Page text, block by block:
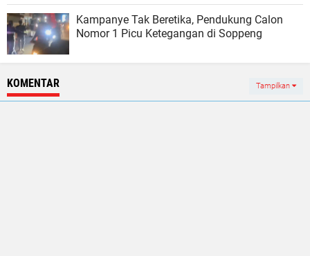
Kampanye Tak Beretika, Pendukung Calon
Nomor 1 Picu Ketegangan di Soppeng
KOMENTAR Tampilkan